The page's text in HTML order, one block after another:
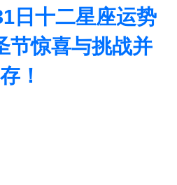
a
v
日十二星座运势
节惊喜与挑战并
存！